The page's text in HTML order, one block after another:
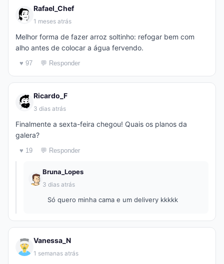
Rafael_Chef
1 meses atrás
Melhor forma de fazer arroz soltinho: refogar bem com
alho antes de colocar a água fervendo.
♥ 97 💬 Responder
Ricardo_F
3 dias atrás
Finalmente a sexta-feira chegou! Quais os planos da
galera?
♥ 19 💬 Responder
Bruna_Lopes
3 dias atrás
Só quero minha cama e um delivery kkkkk
Vanessa_N
1 semanas atrás